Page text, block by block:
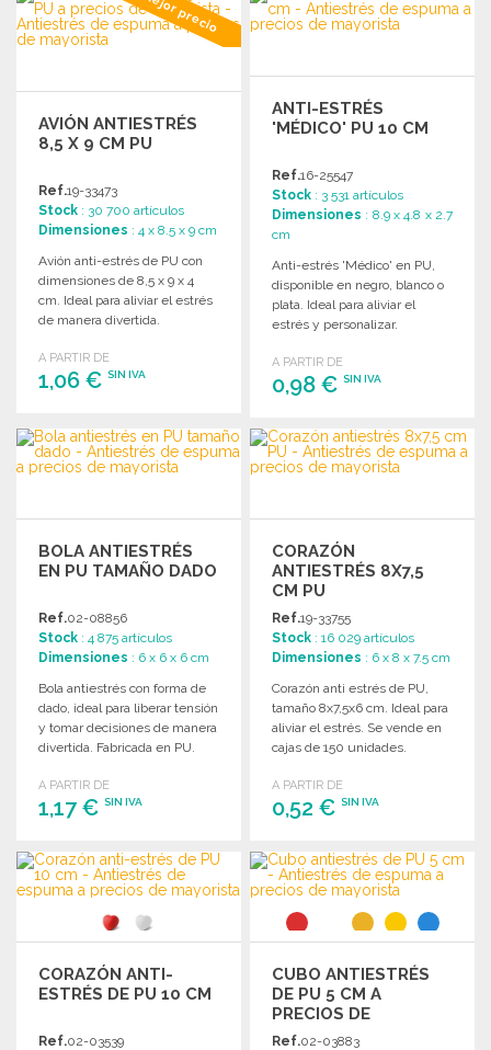
Solicitar un presupuesto
Mejor precio
AVIÓN ANTIESTRÉS
8,5 X 9 CM PU
Ref.19-33473
Stock : 30 700 artículos
Dimensiones : 4 x 8.5 x 9 cm
Avión anti-estrés de PU con
dimensiones de 8,5 x 9 x 4
cm. Ideal para aliviar el estrés
de manera divertida.
A PARTIR DE
1,06 € SIN IVA
PEDIR
Solicitar un presupuesto
ANTI-ESTRÉS
'MÉDICO' PU 10 CM
Ref.16-25547
Stock : 3 531 artículos
Dimensiones : 8.9 x 4.8 x 2.7
cm
Anti-estrés 'Médico' en PU,
disponible en negro, blanco o
plata. Ideal para aliviar el
estrés y personalizar.
A PARTIR DE
0,98 €SIN IVA
PEDIR
Solicitar un presupuesto
BOLA ANTIESTRÉS
EN PU TAMAÑO DADO
Ref.02-08856
Stock : 4 875 artículos
Dimensiones : 6 x 6 x 6 cm
Bola antiestrés con forma de
dado, ideal para liberar tensión
y tomar decisiones de manera
divertida. Fabricada en PU.
A PARTIR DE
1,17 € SIN IVA
PEDIR
Solicitar un presupuesto
CORAZÓN
ANTIESTRÉS 8X7,5
CM PU
Ref.19-33755
Stock : 16 029 artículos
Dimensiones : 6 x 8 x 7.5 cm
Corazón anti estrés de PU,
tamaño 8x7,5x6 cm. Ideal para
aliviar el estrés. Se vende en
cajas de 150 unidades.
A PARTIR DE
0,52 €SIN IVA
PEDIR
Solicitar un presupuesto
CORAZÓN ANTI-
ESTRÉS DE PU 10 CM
Ref.02-03539
CUBO ANTIESTRÉS
DE PU 5 CM A
PRECIOS DE
MAYORISTA
Ref.02-03883